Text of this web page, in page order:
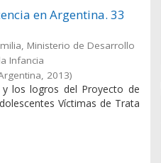
en Argentina. 33
Ministerio de Desarrollo
Infancia
, 2013)
los logros del Proyecto de
Víctimas de Trata